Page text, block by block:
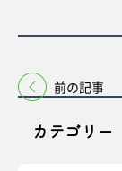
カテゴリー
前の記事